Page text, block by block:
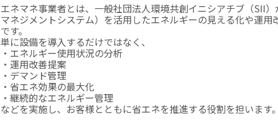
エネマネ事業者とは、一般社団法人環境共創イニシアチブ（SII
マネジメントシステム）を活用したエネルギーの見える化や運
です。
単に設備を導入するだけではなく、
・エネルギー使用状況の分析
・運用改善提案
・デマンド管理
・省エネ効果の最大化
・継続的なエネルギー管理
などを実施し、お客様とともに省エネを推進する役割を担います。